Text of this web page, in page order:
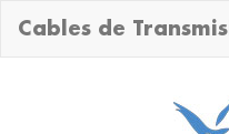
Cables de